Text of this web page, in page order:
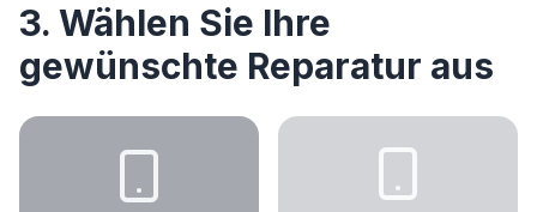
3. Wählen Sie Ihre
gewünschte Reparatur aus